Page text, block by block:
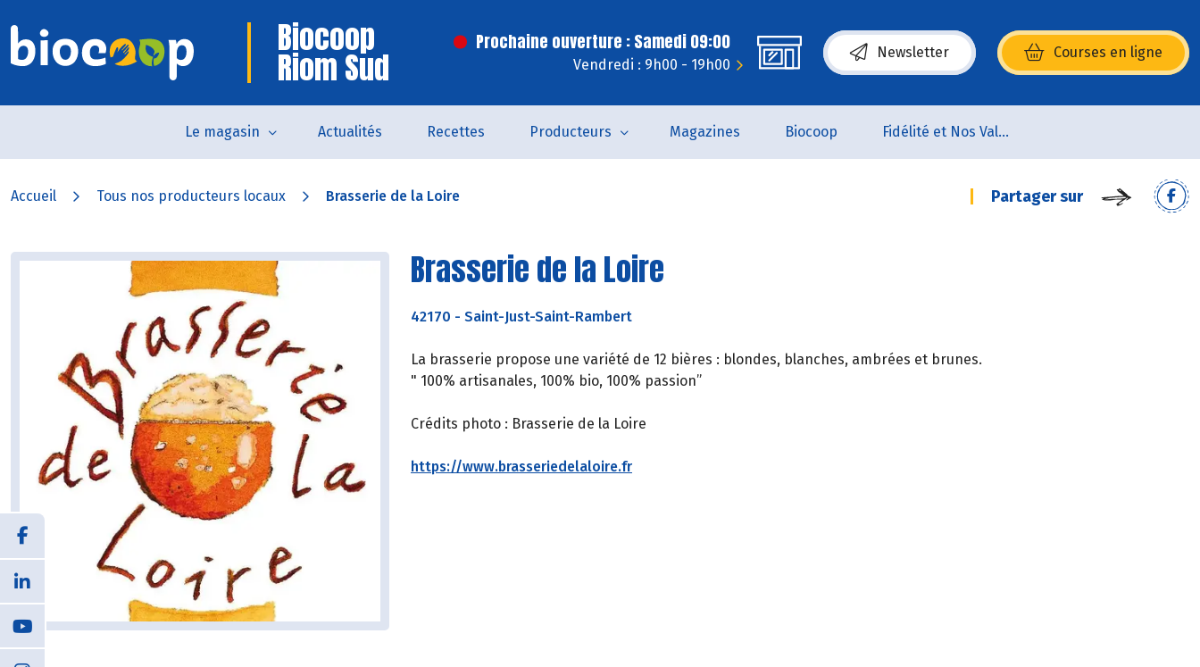
Biocoop
Riom Sud
Prochaine ouverture : Samedi 09:00
Vendredi : 9h00 - 19h00
Newsletter Courses en ligne
(s’ouvre dans une nouvelle fenêtre)
Le magasin Actualités Recettes Producteurs Magazines Biocoop Fidélité et Nos Valeurs
Accueil Tous nos producteurs locaux Brasserie de la Loire Partager sur
Brasserie de la Loire
42170 - Saint-Just-Saint-Rambert
La brasserie propose une variété de 12 bières : blondes, blanches, ambrées et brunes.
" 100% artisanales, 100% bio, 100% passion”
Crédits photo : Brasserie de la Loire
https://www.brasseriedelaloire.fr